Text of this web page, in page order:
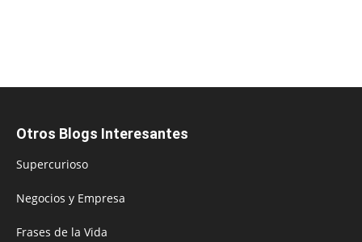
Otros Blogs Interesantes
Supercurioso
Negocios y Empresa
Frases de la Vida